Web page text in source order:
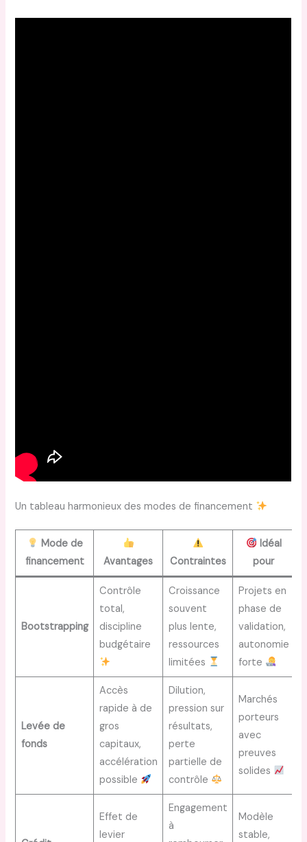
Un tableau harmonieux des modes de financement
Mode de
financement
Avantages Contraintes
Idéal
pour
Bootstrapping
Contrôle
total,
discipline
budgétaire
Croissance
souvent
plus lente,
ressources
limitées
Projets en
phase de
validation,
autonomie
forte
Levée de
fonds
Accès
rapide à de
gros
capitaux,
accélération
possible
Dilution,
pression sur
résultats,
perte
partielle de
contrôle
Marchés
porteurs
avec
preuves
solides
Effet de
levier
Engagement
à
Modèle
stable,